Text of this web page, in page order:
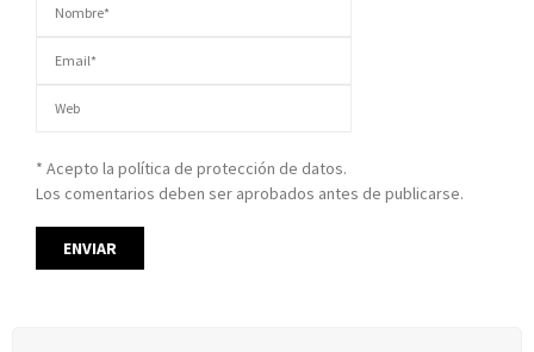
* Acepto la política de protección de datos.
Los comentarios deben ser aprobados antes de publicarse.